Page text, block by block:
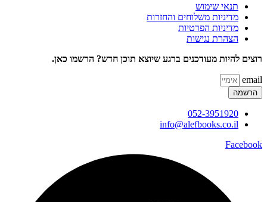
תנאי שימוש
מדיניות משלוחים והחזרות
מדיניות הפרטיות
הצהרת נגישות
רוצים להיות מעודכנים ברגע שיוצא תוכן חדש? הרשמו כאן.
email
הרשמה
052-3951920
info@alefbooks.co.il
Facebook